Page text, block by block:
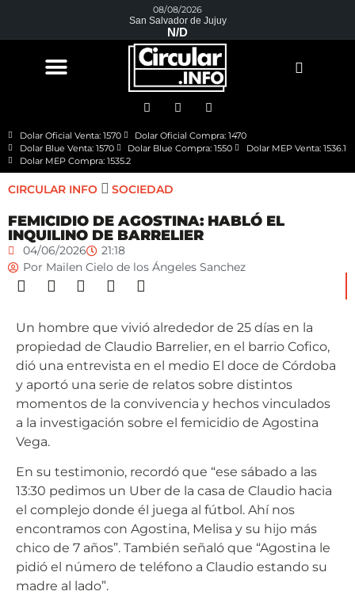
08/08/2026
San Salvador de Jujuy
N/D
Dolar Oficial Venta: 1570
Dolar Oficial Compra: 1470
Dolar Blue Venta: 1570
Dolar Blue Compra: 1550
Dolar MEP Venta: 1536.1
Dolar MEP Compra: 1535.2
CIRCULAR INFO SOCIEDAD
FEMICIDIO DE AGOSTINA: HABLÓ EL
INQUILINO DE BARRELIER
04/06/2026
21:18
Por Mailen Cielo de los Ángeles Sanchez
Un hombre que vivió alrededor de 25 días en la
propiedad de Claudio Barrelier, en el barrio Cofico,
dió una entrevista en el medio El doce de Córdoba
y aportó una serie de relatos sobre distintos
momentos de la convivencia y hechos vinculados
a la investigación sobre el femicidio de Agostina
Vega.
En su testimonio, recordó que “ese sábado a las
13:30 pedimos un Uber de la casa de Claudio hacia
el complejo donde él juega al fútbol. Ahí nos
encontramos con Agostina, Melisa y su hijo más
chico de 7 años”. También señaló que “Agostina le
pidió el número de teléfono a Claudio estando su
madre al lado”.